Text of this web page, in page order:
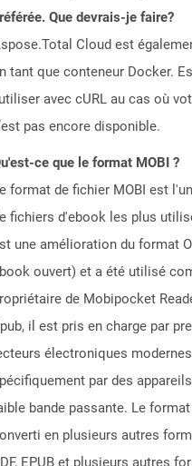
Que devrais-je faire?
Cloud est
tant que conteneur Docker.
avec cURL au cas où
pas encore disponible.
ce que le format MOBI ?
format de fichier MOBI est
fichiers d'ebook les plus
une amélioration du format
ouvert) et a été utilisé
de Mobipocket
il est pris en charge par
électroniques modernes
par des
bande passante. Le
en plusieurs autres
EPUB et plusieurs autres